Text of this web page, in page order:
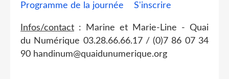
Programme de la journée
S'inscrire
Infos/contact : Marine et Marie-Line - Quai
du Numérique 03.28.66.66.17 / (0)7 86 07 34
90 handinum@quaidunumerique.org